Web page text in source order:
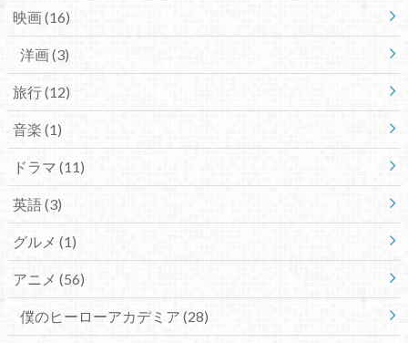
映画(16)
洋画(3)
旅行(12)
音楽 (1)
ドラマ (11)
英語(3)
グルメ (1)
アニメ (56)
僕のヒーローアカデミア (28)